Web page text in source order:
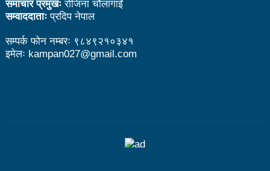
भरतपुर महानगर युवा संजालको फुटसल : पुरुषतर्फ वडा नं. ५ र
महिलातर्फ २३ विजयी
रसुवा उडेको हेलिकप्टर दुर्घटनाः ५ जनाको मृत्यु
समाचार प्रमुखःरोजिना चौलागाईं
सम्वाददाताःप्रदिप नेपाल
सम्पर्क फोन नम्बरः ९८४९२१०३४१
इमेलः kampan027@gmail.com